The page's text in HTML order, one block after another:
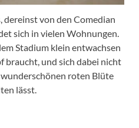
dereinst von den Comedian
sich in vielen Wohnungen.
Stadium klein entwachsen
braucht, und sich dabei nicht
roten Blüte
lässt.